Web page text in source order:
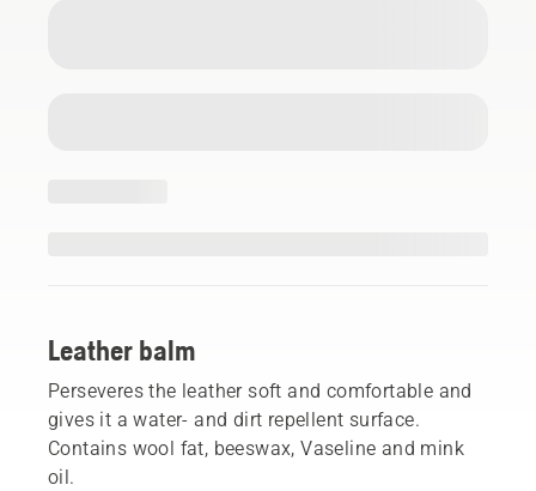
Leather balm
Perseveres the leather soft and comfortable and
gives it a water- and dirt repellent surface.
Contains wool fat, beeswax, Vaseline and mink
oil.